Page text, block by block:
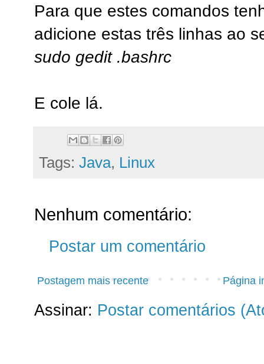
Para que estes comandos
adicione estas três linhas ao
sudo gedit .bashrc
E cole lá.
Tags: Java, Linux
Nenhum comentário:
Postar um comentário
Postagem mais recente Página
Assinar: Postar comentários